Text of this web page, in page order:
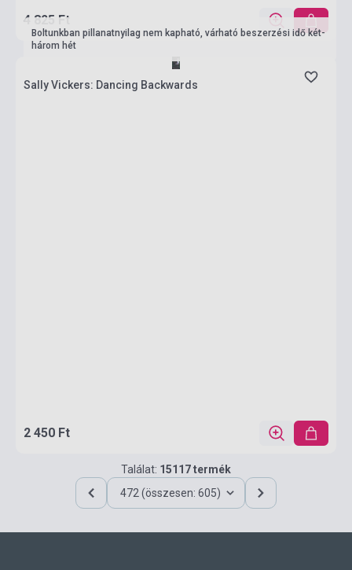
4 825 Ft
Boltunkban pillanatnyilag nem kapható, várható beszerzési idő két-
három hét
Sally Vickers: Dancing Backwards
2 450 Ft
Találat: 15117 termék
472 (összesen: 605)